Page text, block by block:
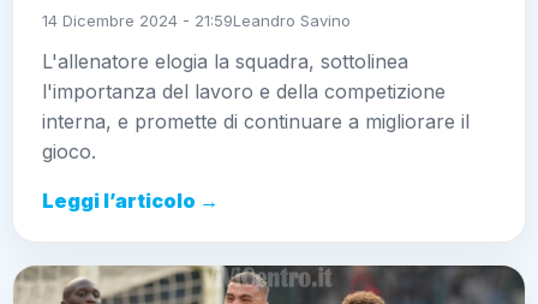
14 Dicembre 2024 - 21:59Leandro Savino
L'allenatore elogia la squadra, sottolinea
l'importanza del lavoro e della competizione
interna, e promette di continuare a migliorare il
gioco.
Leggi l’articolo →